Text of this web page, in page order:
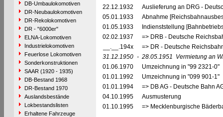
DB-Umbaulokomotiven
DR-Neubaulokomotiven
DR-Rekolokomotiven
DR - "6000er"
ELNA-Lokomotiven
Industrielokomotiven
Feuerlose Lokomotiven
Sonderkonstruktionen
SAAR (1920 - 1935)
DB-Bestand 1968
DR-Bestand 1970
Auslandsbestände
Lokbestandslisten
Erhaltene Fahrzeuge
22.12.1932
Auslieferung an DRG -
05.01.1933
Abnahme
01.05.1933
Indienststellung
02.02.1937
=> DRB - Deutsche
__.__.194x
=> DR - Deutsche
31.12.1950 - 28.05.1951 Vermietung an
01.06.1970
Umzeichnung in "99 2321-0"
01.01.1992
Umzeichnung in "099 901-1"
01.01.1994
=> DB AG - Deutsche Bahn
04.10.1995
Ausmusterung
01.10.1995
=> Mecklenburgische